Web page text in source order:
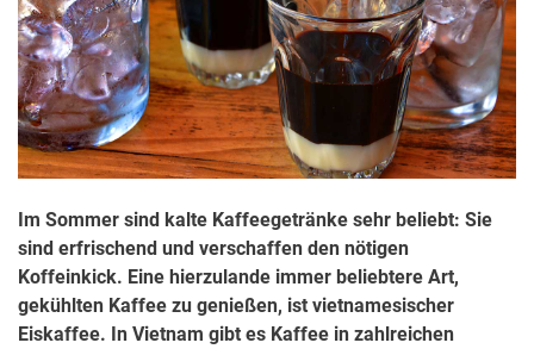
Im Sommer sind kalte Kaffeegetränke sehr beliebt: Sie
sind erfrischend und verschaffen den nötigen
Koffeinkick. Eine hierzulande immer beliebtere Art,
gekühlten Kaffee zu genießen, ist vietnamesischer
Eiskaffee. In Vietnam gibt es Kaffee in zahlreichen